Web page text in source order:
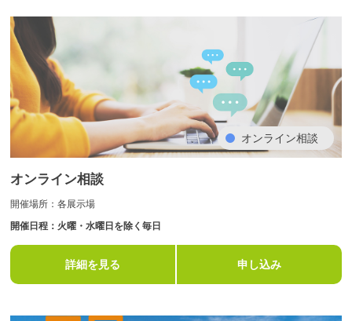
オンライン相談
オンライン相談
開催場所：各展示場
開催日程：火曜・水曜日を除く毎日
詳細を見る 申し込み